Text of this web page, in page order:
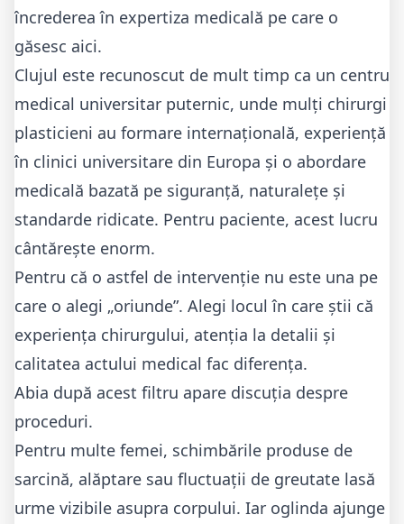
încrederea în expertiza medicală pe care o
găsesc aici.
Clujul este recunoscut de mult timp ca un centru
medical universitar puternic, unde mulți chirurgi
plasticieni au formare internațională, experiență
în clinici universitare din Europa și o abordare
medicală bazată pe siguranță, naturalețe și
standarde ridicate. Pentru paciente, acest lucru
cântărește enorm.
Pentru că o astfel de intervenție nu este una pe
care o alegi „oriunde”. Alegi locul în care știi că
experiența chirurgului, atenția la detalii și
calitatea actului medical fac diferența.
Abia după acest filtru apare discuția despre
proceduri.
Pentru multe femei, schimbările produse de
sarcină, alăptare sau fluctuații de greutate lasă
urme vizibile asupra corpului. Iar oglinda ajunge